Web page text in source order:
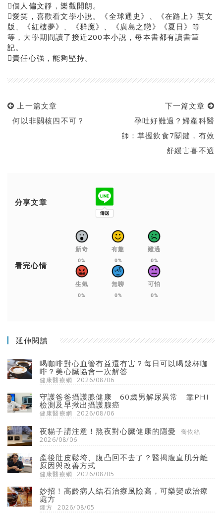
個人偏文靜，樂觀開朗。
愛笑，喜歡看文學小說。《全球通史》、《在路上》英文
版、《紅樓夢》、《群魔》、《廣島之戀》《夏日》等
等，大學期間讀了接近200本小說，每本書都有讀書筆
記。
責任心強，能夠堅持。
上一篇文章
何以非關核四不可？
下一篇文章
孕吐好難過？婦產科醫
師：掌握飲食7關鍵，有效
舒緩害喜不適
分享文章
看完心情
新奇
0%
有趣
0%
難過
0%
生氣
0%
無聊
0%
可怕
0%
延伸閱讀
喝咖啡對心血管有益還有害？每日可以喝幾杯咖
啡？美心臟協會一次解答
健康醫療網 2026/08/06
守護爸爸攝護腺健康 60歲男解尿異常 靠PHI
檢測及早揪出攝護腺癌
健康醫療網 2026/08/06
夜貓子請注意！熬夜對心臟健康的隱憂
喬依絲
2026/08/06
產後肚皮鬆垮、腹凸回不去了？醫揭腹直肌分離
原因與改善方式
健康醫療網 2026/08/05
妙招！高齡病人結石治療風險高，可樂變成治療
處方
鍾方 2026/08/05